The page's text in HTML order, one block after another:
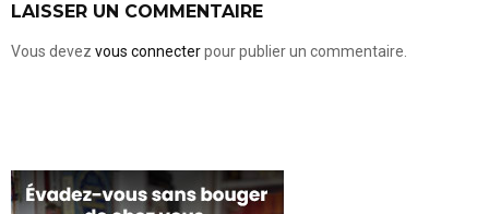
LAISSER UN COMMENTAIRE
Vous devez vous connecterpour publier un commentaire.